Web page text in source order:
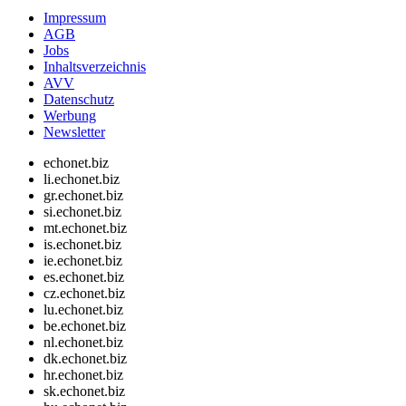
Impressum
AGB
Jobs
Inhaltsverzeichnis
AVV
Datenschutz
Werbung
Newsletter
echonet.biz
li.echonet.biz
gr.echonet.biz
si.echonet.biz
mt.echonet.biz
is.echonet.biz
ie.echonet.biz
es.echonet.biz
cz.echonet.biz
lu.echonet.biz
be.echonet.biz
nl.echonet.biz
dk.echonet.biz
hr.echonet.biz
sk.echonet.biz